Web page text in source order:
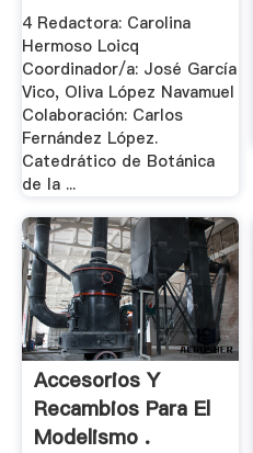
4 Redactora: Carolina
Hermoso Loicq
Coordinador/a: José García
Vico, Oliva López Navamuel
Colaboración: Carlos
Fernández López.
Catedrático de Botánica
de la ...
Accesorios Y
Recambios Para El
Modelismo .